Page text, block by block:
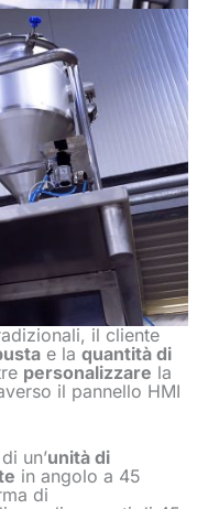
il cliente
e la quantità di
personalizzare la
il pannello HMI
un’unità di
in angolo a 45
di